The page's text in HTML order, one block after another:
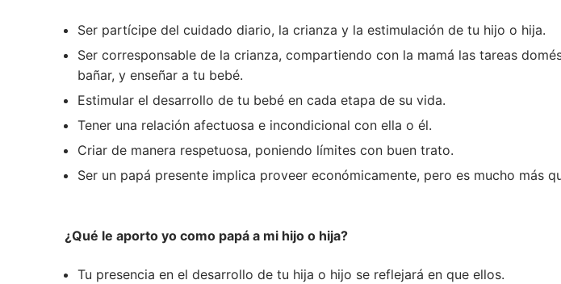
Ser partícipe del cuidado diario, la crianza y la estimulación de tu hijo o hija.
Ser corresponsable de la crianza, compartiendo con la mamá las tareas
bañar, y enseñar a tu bebé.
Estimular el desarrollo de tu bebé en cada etapa de su vida.
Tener una relación afectuosa e incondicional con ella o él.
Criar de manera respetuosa, poniendo límites con buen trato.
Ser un papá presente implica proveer económicamente, pero es mucho más
¿Qué le aporto yo como papá a mi hijo o hija?
Tu presencia en el desarrollo de tu hija o hijo se reflejará en que ellos.